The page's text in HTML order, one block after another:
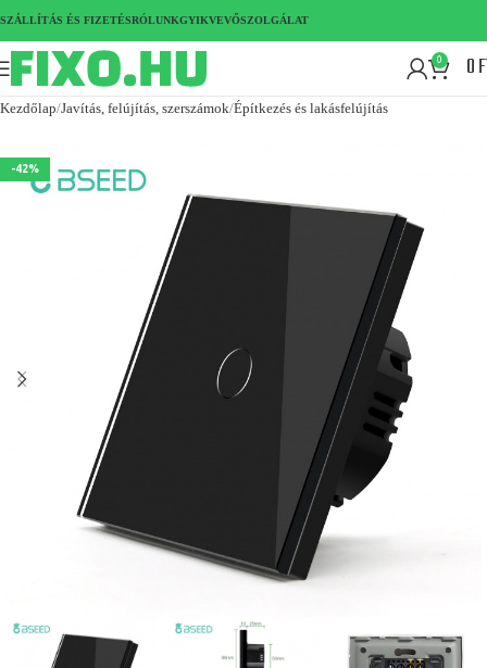
SZÁLLÍTÁS ÉS FIZETÉSRÓLUNKGYIKVEVŐSZOLGÁLAT
0 0
Kezdőlap Javítás, felújítás, szerszámok Építkezés és lakásfelújítás
-42%